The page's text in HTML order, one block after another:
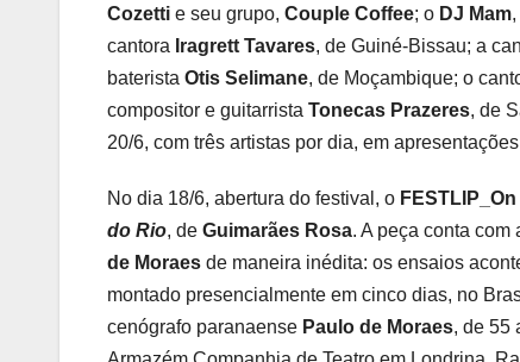
Cozetti e seu grupo, Couple Coffee; o DJ Mam
cantora Iragrett Tavares, de Guiné-Bissau; a
baterista Otis Selimane, de Moçambique; o
compositor e guitarrista Tonecas Prazeres, de
20/6, com três artistas por dia, em
No dia 18/6, abertura do festival, o FESTLIP_On
do Rio, de Guimarães Rosa. A peça conta
de Moraes de maneira inédita: os ensaios
montado presencialmente em cinco dias, no
cenógrafo paranaense Paulo de Moraes, de 55